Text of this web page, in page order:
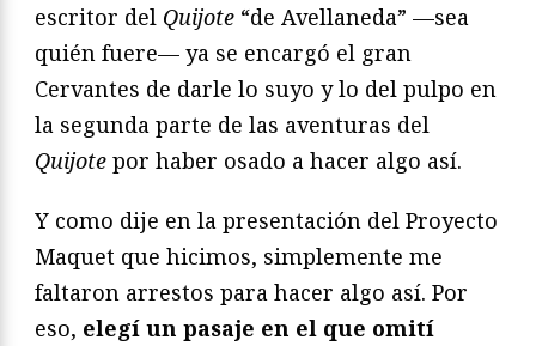
escritor del Quijote “de Avellaneda” —sea
quién fuere— ya se encargó el gran
Cervantes de darle lo suyo y lo del pulpo en
la segunda parte de las aventuras del
Quijote por haber osado a hacer algo así.
Y como dije en la presentación del Proyecto
Maquet que hicimos, simplemente me
faltaron arrestos para hacer algo así. Por
eso, elegí un pasaje en el que omití